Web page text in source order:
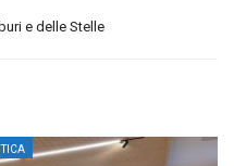
e delle Stelle